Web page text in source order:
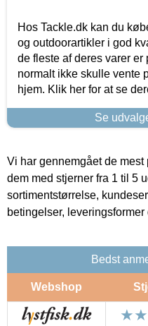
Hos Tackle.dk kan du
og outdoorartikler i god
de fleste af deres varer
normalt ikke skulle vente
hjem. Klik her for at se
Se
Vi har gennemgået de
dem med stjerner fra 1 til 5
sortimentstørrelse,
betingelser,
Bedst
Webshop